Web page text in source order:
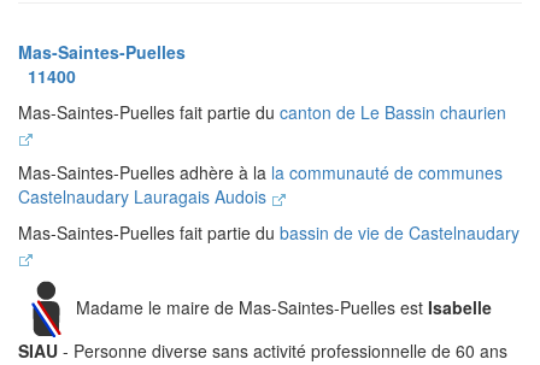
Mas-Saintes-Puelles
11400
Mas-Saintes-Puelles fait partie du canton de Le Bassin chaurien
Mas-Saintes-Puelles adhère à la la communauté de communes
Castelnaudary Lauragais Audois
Mas-Saintes-Puelles fait partie du bassin de vie de Castelnaudary
Madame le maire de Mas-Saintes-Puelles est Isabelle
SIAU - Personne diverse sans activité professionnelle de 60 ans